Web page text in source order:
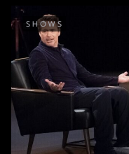
SHOWS